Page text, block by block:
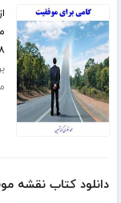
دانلود کتاب نقشه